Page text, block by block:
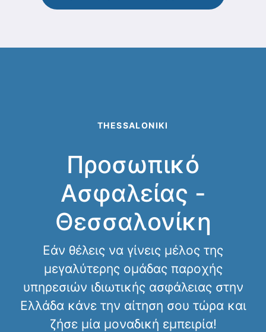
THESSALONIKI
Προσωπικό
Ασφαλείας -
Θεσσαλονίκη
Εάν θέλεις να γίνεις μέλος της
μεγαλύτερης ομάδας παροχής
υπηρεσιών ιδιωτικής ασφάλειας στην
Ελλάδα κάνε την αίτηση σου τώρα και
ζήσε μία μοναδική εμπειρία!